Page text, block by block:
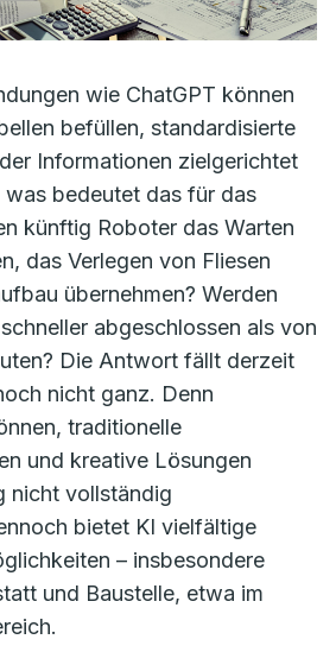
wie ChatGPT können
befüllen, standardisierte
Informationen zielgerichtet
bedeutet das für das
künftig Roboter das Warten
das Verlegen von Fliesen
übernehmen? Werden
abgeschlossen als von
Die Antwort fällt derzeit
nicht ganz. Denn
traditionelle
und kreative Lösungen
nicht vollständig
bietet KI vielfältige
– insbesondere
und Baustelle, etwa im